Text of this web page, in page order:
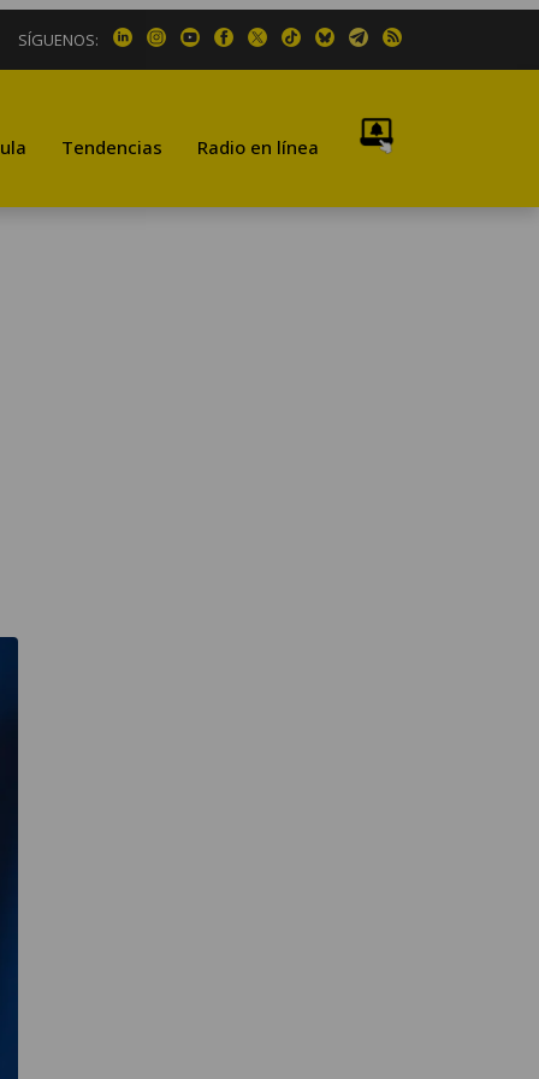
SÍGUENOS:
Tendencias Radio en línea